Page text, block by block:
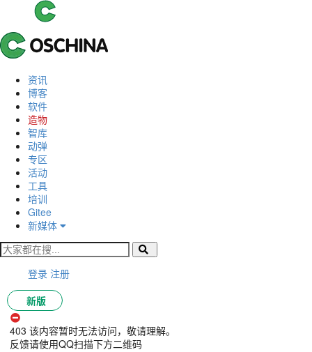
资讯
博客
软件
造物
智库
动弹
专区
活动
工具
培训
Gitee
新媒体
登录 注册
新版
403 该内容暂时无法访问，敬请理解。
反馈请使用QQ扫描下方二维码